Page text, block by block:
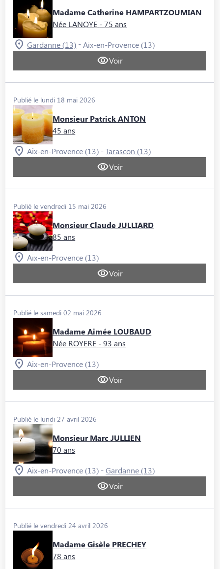
Madame Catherine HAMPARTZOUMIAN
Née LANOYE - 75 ans
Gardanne (13) - Aix-en-Provence (13)
Voir
Publié le lundi 18 mai 2026
Monsieur Patrick ANTON
45 ans
Aix-en-Provence (13) -Tarascon (13)
Voir
Publié le vendredi 15 mai 2026
Monsieur Claude JULLIARD
85 ans
Aix-en-Provence (13)
Voir
Publié le samedi 02 mai 2026
Madame Aimée LOUBAUD
Née ROYERE - 93 ans
Aix-en-Provence (13)
Voir
Publié le lundi 27 avril 2026
Monsieur Marc JULLIEN
70 ans
Aix-en-Provence (13) -Gardanne (13)
Voir
Publié le vendredi 24 avril 2026
Madame Gisèle PRECHEY
78 ans